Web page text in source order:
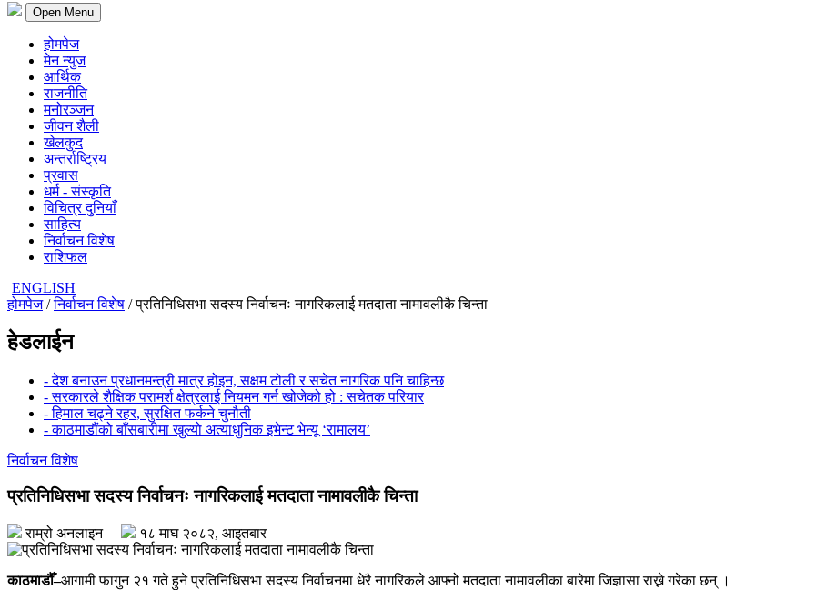
Open Menu
होमपेज
मेन न्युज
आर्थिक
राजनीति
मनोरञ्जन
जीवन शैली
खेलकुद
अन्तर्राष्ट्रिय
प्रवास
धर्म - संस्कृति
विचित्र दुनियाँ
साहित्य
निर्वाचन विशेष
राशिफल
ENGLISH
होमपेज/निर्वाचन विशेष / प्रतिनिधिसभा सदस्य निर्वाचनः नागरिकलाई मतदाता नामावलीकै चिन्ता
हेडलाईन
- देश बनाउन प्रधानमन्त्री मात्र होइन, सक्षम टोली र सचेत नागरिक पनि चाहिन्छ
- सरकारले शैक्षिक परामर्श क्षेत्रलाई नियमन गर्न खोजेको हो : सचेतक परियार
- हिमाल चढ्ने रहर, सुरक्षित फर्कने चुनौती
- काठमाडौंको बाँसबारीमा खुल्यो अत्याधुनिक इभेन्ट भेन्यू ‘रामालय’
निर्वाचन विशेष
प्रतिनिधिसभा सदस्य निर्वाचनः नागरिकलाई मतदाता नामावलीकै चिन्ता
राम्रो अनलाइन १८ माघ २०८२, आइतबार
काठमाडौँ–आगामी फागुन २१ गते हुने प्रतिनिधिसभा सदस्य निर्वाचनमा धेरै नागरिकले आफ्नो मतदाता नामावलीका बारेमा जिज्ञासा राख्ने गरेका छन् ।